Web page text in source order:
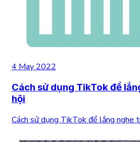
4 May 2022
Cách sử dụng TikTok để
hội
Cách sử dụng TikTok để lắng nghe